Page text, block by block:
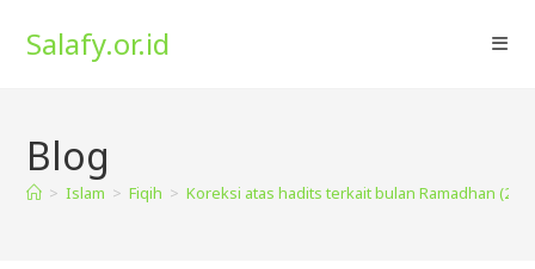
Salafy.or.id
Blog
> Islam > Fiqih > Koreksi atas hadits terkait bulan Ramadhan (2)